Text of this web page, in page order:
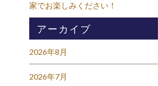
家でお楽しみください！⁡
アーカイブ
2026年8月
2026年7月